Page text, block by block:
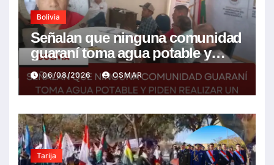
Bolivia
Señalan que ninguna comunidad
guaraní toma agua potable y
piden realizar un Foro para
resolver la problemática
06/08/2026 OSMAR
Tarija